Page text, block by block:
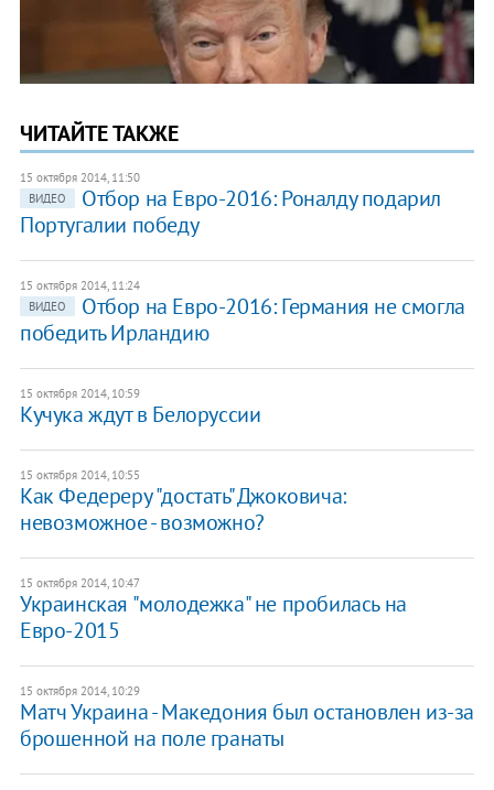
ЧИТАЙТЕ ТАКЖЕ
15 октября 2014, 11:50
ВИДЕО
Отбор на Евро-2016: Роналду подарил
Португалии победу
15 октября 2014, 11:24
ВИДЕО
Отбор на Евро-2016: Германия не смогла
победить Ирландию
15 октября 2014, 10:59
Кучука ждут в Белоруссии
15 октября 2014, 10:55
Как Федереру "достать" Джоковича:
невозможное - возможно?
15 октября 2014, 10:47
Украинская "молодежка" не пробилась на
Евро-2015
15 октября 2014, 10:29
Матч Украина - Македония был остановлен из-за
брошенной на поле гранаты